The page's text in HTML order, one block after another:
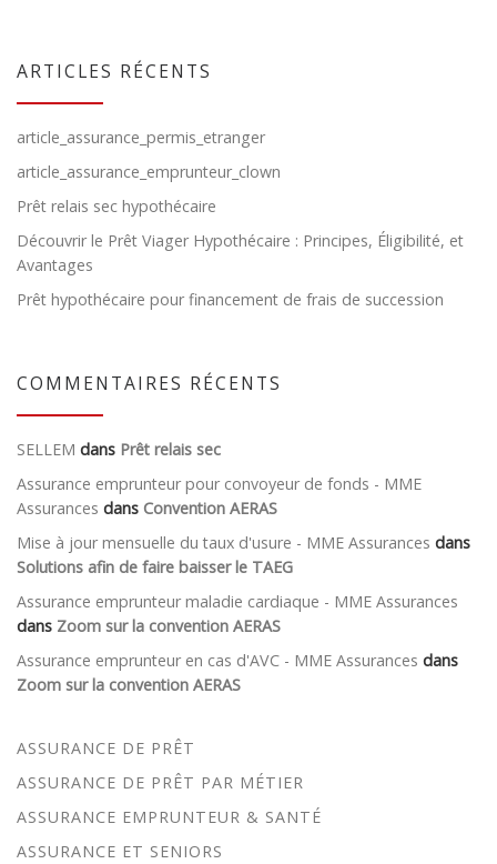
ARTICLES RÉCENTS
article_assurance_permis_etranger
article_assurance_emprunteur_clown
Prêt relais sec hypothécaire
Découvrir le Prêt Viager Hypothécaire : Principes, Éligibilité, et
Avantages
Prêt hypothécaire pour financement de frais de succession
COMMENTAIRES RÉCENTS
SELLEM dans Prêt relais sec
Assurance emprunteur pour convoyeur de fonds - MME
Assurances dans Convention AERAS
Mise à jour mensuelle du taux d'usure - MME Assurances dans
Solutions afin de faire baisser le TAEG
Assurance emprunteur maladie cardiaque - MME Assurances
dans Zoom sur la convention AERAS
Assurance emprunteur en cas d'AVC - MME Assurances dans
Zoom sur la convention AERAS
ASSURANCE DE PRÊT
ASSURANCE DE PRÊT PAR MÉTIER
ASSURANCE EMPRUNTEUR & SANTÉ
ASSURANCE ET SENIORS